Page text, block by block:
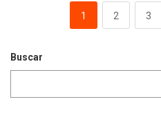
1 2 3
Buscar